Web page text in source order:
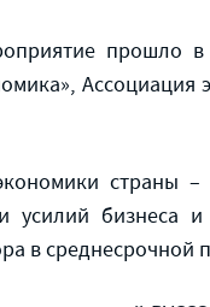
прошло
Ассоциация
страны
усилий бизнеса
в среднесрочной